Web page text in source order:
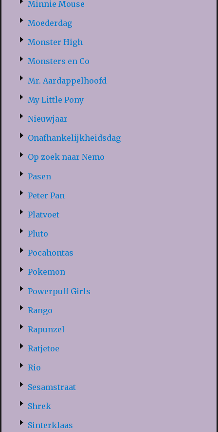
Minnie Mouse
Moederdag
Monster High
Monsters en Co
Mr. Aardappelhoofd
My Little Pony
Nieuwjaar
Onafhankelijkheidsdag
Op zoek naar Nemo
Pasen
Peter Pan
Platvoet
Pluto
Pocahontas
Pokemon
Powerpuff Girls
Rango
Rapunzel
Ratjetoe
Rio
Sesamstraat
Shrek
Sinterklaas